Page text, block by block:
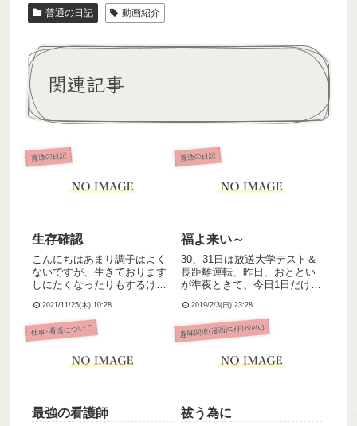
普通の日記 動画紹介
関連記事
普通の日記
生存確認
こんにちはあまり調子はよく
ないですが、生きております
しにたくなったりもするけ
きると誓いましたから今日は
休みなのでゆっくりゆったり
過ごしますはやく元気になれ
2021/11/25(木) 10:28
普通の日記
福よ来い～
30、31日は放送大学テスト＆
長距離運転、昨日、おととい
が準夜ときて、今日1日だけ休
たせいか、ずーっと寝て過ご
してた。その割には疲れが全
然とれてない( ´тωт` )明日の日
泣それはさてお...
2019/2/3(日) 23:28
仕事･看護について
最強の看護師
趣味関連(漫画ｱﾆﾒ排球etc)
祓う為に